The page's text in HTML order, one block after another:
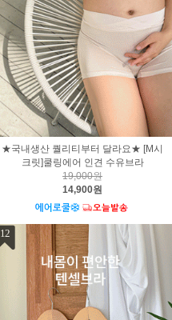
★국내생산 퀄리티부터 달라요★ [M시
크릿]쿨링에어 인견 수유브라
19,000원
14,900원
12